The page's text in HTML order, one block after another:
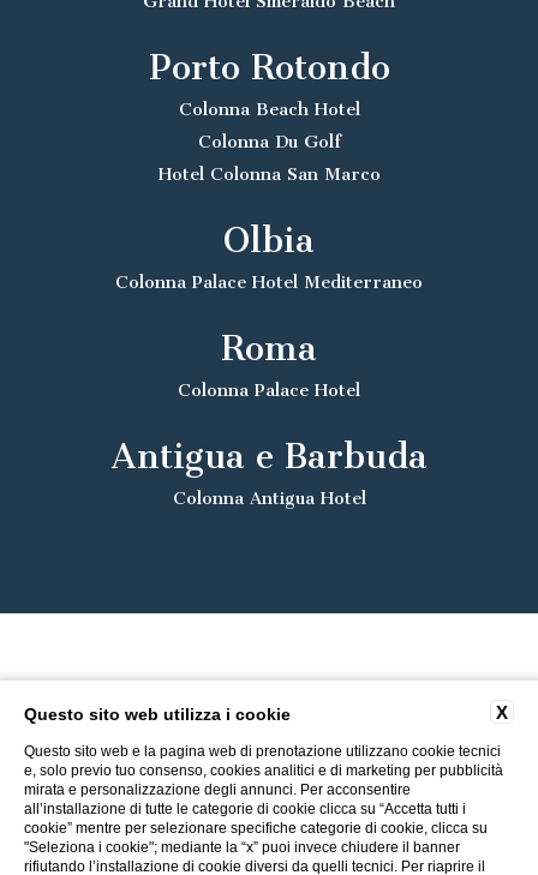
Porto Rotondo
Colonna Beach Hotel
Colonna Du Golf
Hotel Colonna San Marco
Olbia
Colonna Palace Hotel Mediterraneo
Roma
Colonna Palace Hotel
Antigua e Barbuda
Colonna Antigua Hotel
X
Questo sito web utilizza i cookie
Questo sito web e la pagina web di prenotazione utilizzano cookie tecnici
e, solo previo tuo consenso, cookies analitici e di marketing per pubblicità
mirata e personalizzazione degli annunci. Per acconsentire
all’installazione di tutte le categorie di cookie clicca su “Accetta tutti i
cookie” mentre per selezionare specifiche categorie di cookie, clicca su
"Seleziona i cookie"; mediante la “x” puoi invece chiudere il banner
rifiutando l’installazione di cookie diversi da quelli tecnici. Per riaprire il